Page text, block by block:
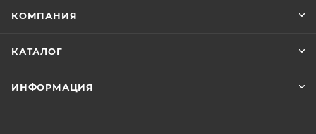
КОМПАНИЯ
КАТАЛОГ
ИНФОРМАЦИЯ